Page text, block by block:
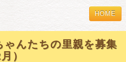
HOME
ゃんたちの里親を募集
）